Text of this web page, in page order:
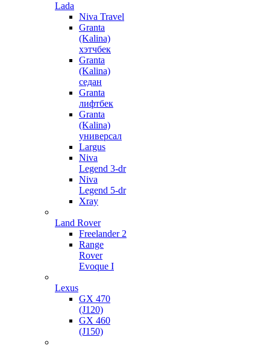
Lada
Niva Travel
Granta
(Kalina)
хэтчбек
Granta
(Kalina)
седан
Granta
лифтбек
Granta
(Kalina)
универсал
Largus
Niva
Legend 3-dr
Niva
Legend 5-dr
Xray
Land Rover
Freelander 2
Range
Rover
Evoque I
Lexus
GX 470
(J120)
GX 460
(J150)